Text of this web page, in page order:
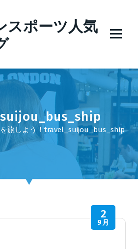
スポーツ人気
旅しよう！travel_suijou_bus_ship
2
9月